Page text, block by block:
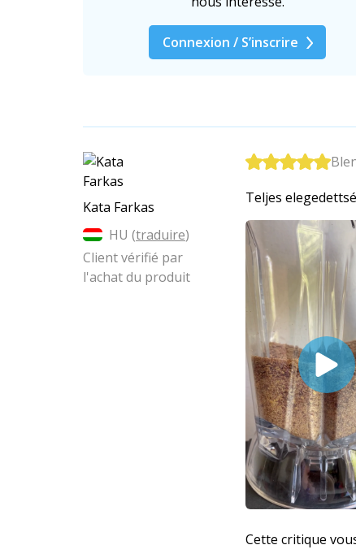
Connexion / S’inscrire
Kata Farkas
HU (traduire)
Client vérifié par
l'achat du produit
Teljes
Cette critique